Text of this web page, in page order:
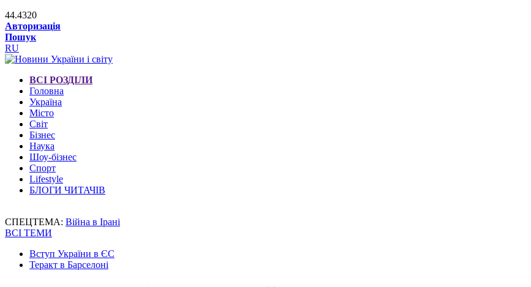
44.4320
Авторизація
Пошук
RU
ВСІ РОЗДІЛИ
Головна
Україна
Місто
Світ
Бізнес
Наука
Шоу-бізнес
Спорт
Lifestyle
БЛОГИ ЧИТАЧІВ
СПЕЦТЕМА: Війна в Ірані
ВСІ ТЕМИ
Вступ України в ЄС
Теракт в Барселоні